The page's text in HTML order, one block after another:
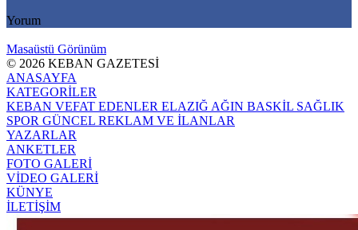
Yorum
Masaüstü Görünüm
© 2026 KEBAN GAZETESİ
ANASAYFA
KATEGORİLER
KEBAN VEFAT EDENLER ELAZIĞ AĞIN BASKİL SAĞLIK
SPOR GÜNCEL REKLAM VE İLANLAR
YAZARLAR
ANKETLER
FOTO GALERİ
VİDEO GALERİ
KÜNYE
İLETİŞİM